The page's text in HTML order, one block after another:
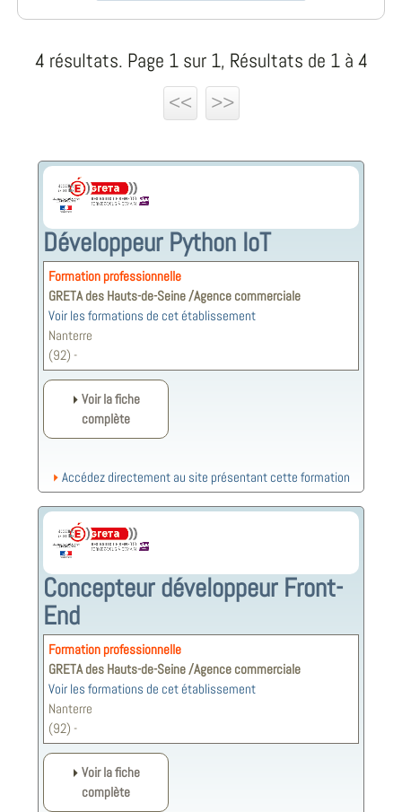
4 résultats. Page 1 sur 1, Résultats de 1 à 4
<<
>>
Développeur Python IoT
Formation professionnelle
GRETA des Hauts-de-Seine /Agence commerciale
Voir les formations de cet établissement
Nanterre
(92) -
Voir la fiche
complète
Accédez directement au site présentant cette formation
Concepteur développeur Front-
End
Formation professionnelle
GRETA des Hauts-de-Seine /Agence commerciale
Voir les formations de cet établissement
Nanterre
(92) -
Voir la fiche
complète